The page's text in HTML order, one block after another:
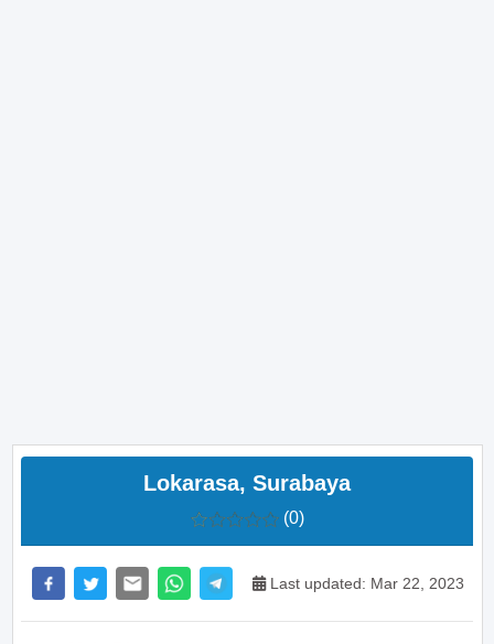
Lokarasa, Surabaya
(0)
Last updated: Mar 22, 2023